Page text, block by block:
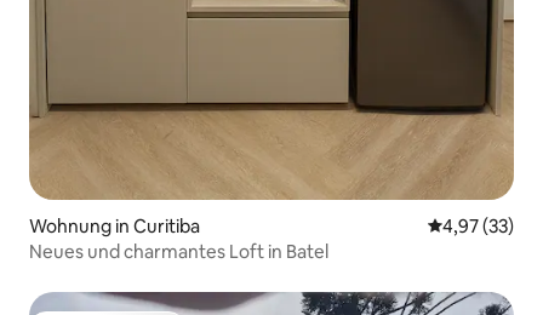
Wohnung in Curitiba
4,97 (33)
Neues und charmantes Loft in Batel